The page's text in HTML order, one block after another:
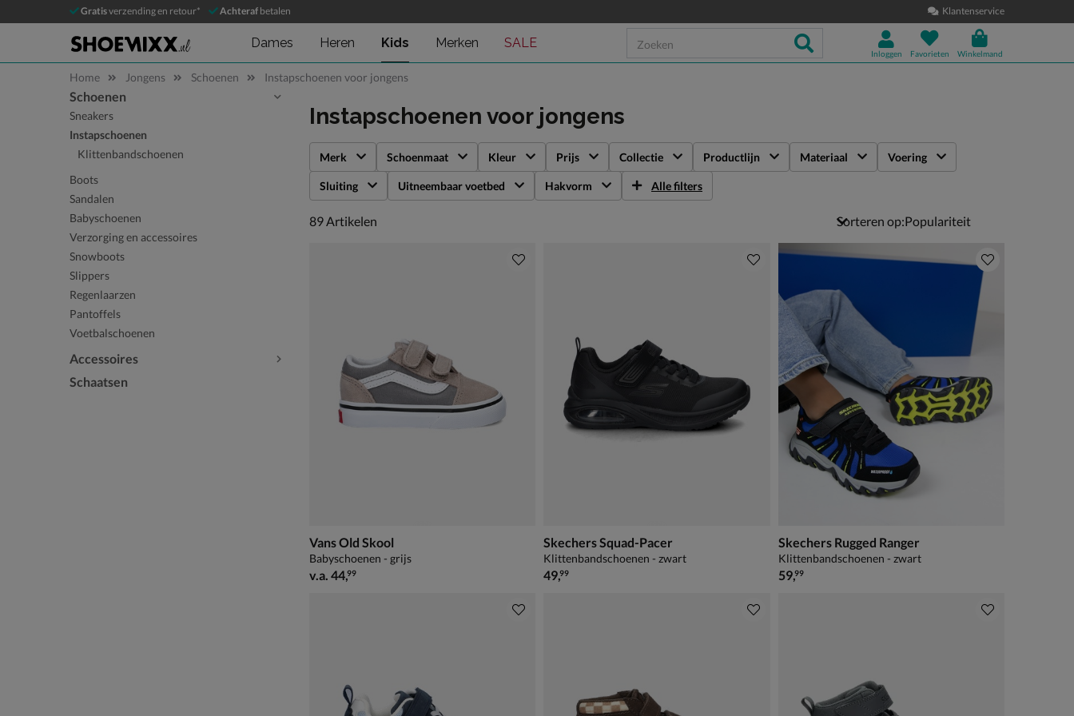
Gratisverzending en retour* Achteraf betalen Klantenservice
Dames Heren Kids Merken SALE
Inloggen Favorieten Winkelmand
Home Jongens Schoenen Instapschoenen voor jongens
Sla categorieën over
Schoenen
Sneakers
Instapschoenen
Klittenbandschoenen
Boots
Sandalen
Babyschoenen
Verzorging en accessoires
Snowboots
Slippers
Regenlaarzen
Pantoffels
Voetbalschoenen
Accessoires
Schaatsen
Instapschoenen voor jongens
Merk Schoenmaat Kleur Prijs Collectie Productlijn Materiaal Voering
Sluiting Uitneembaar voetbed Hakvorm Alle filters
89 artikelen
89Artikelen Sorteren op:
Vans Old Skool
Babyschoenen - grijs
vanaf € 44,99
v.a. 44,99
Skechers Squad-Pacer
Klittenbandschoenen - zwart
€ 49,99
49,99
Skechers Rugged Ranger
Klittenbandschoenen - zwart
€ 59,99
59,99